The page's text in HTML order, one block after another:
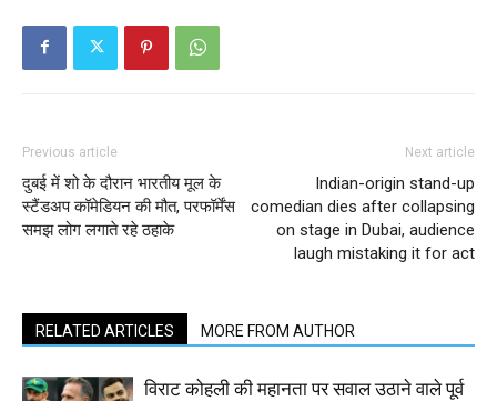
Previous article
दुबई में शो के दौरान भारतीय मूल के
स्टैंडअप कॉमेडियन की मौत, परफॉर्मेंस
समझ लोग लगाते रहे ठहाके
Next article
Indian-origin stand-up
comedian dies after collapsing
on stage in Dubai, audience
laugh mistaking it for act
RELATED ARTICLES MORE FROM AUTHOR
विराट कोहली की महानता पर सवाल उठाने वाले पूर्व